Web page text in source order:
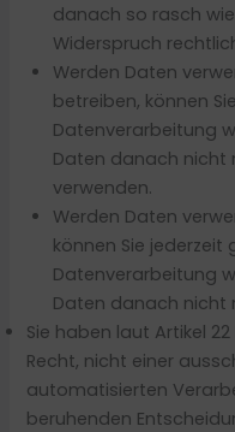
danach so rasch
Widerspruch
Werden Daten
betreiben, können
Datenverarbeitung
Daten danach nicht
verwenden.
Werden Daten
können Sie
Datenverarbeitung
Daten danach nicht
Sie haben laut Artikel
Recht, nicht einer
automatisierten
beruhenden